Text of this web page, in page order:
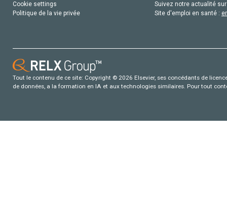
Cookie settings
Politique de la vie privée
Suivez notre actualité
Site d'emploi en santé :
Tout le contenu de ce site: Copyright © 2026 Elsevier, ses concédants de
de données, a la formation en IA et aux technologies similaires. Pour tout